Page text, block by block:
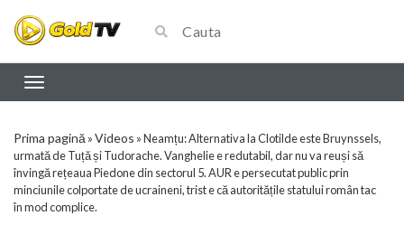
Prima pagină »Videos »Neamțu: Alternativa la Clotilde este Bruynssels,
urmată de Tuță și Tudorache. Vanghelie e redutabil, dar nu va reuși să
învingă rețeaua Piedone din sectorul 5. AUR e persecutat public prin
minciunile colportate de ucraineni, trist e că autoritățile statului român tac
în mod complice.